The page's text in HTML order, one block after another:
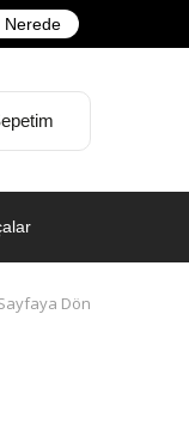
Nerede
Dön